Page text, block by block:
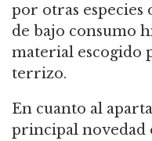
por otras especies
de bajo consumo
material escogido
terrizo.
En cuanto al
principal novedad